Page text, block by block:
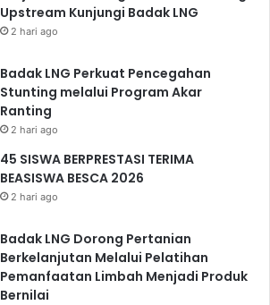
Upstream Kunjungi Badak LNG
2 hari ago
Badak LNG Perkuat Pencegahan
Stunting melalui Program Akar
Ranting
2 hari ago
45 SISWA BERPRESTASI TERIMA
BEASISWA BESCA 2026
2 hari ago
Badak LNG Dorong Pertanian
Berkelanjutan Melalui Pelatihan
Pemanfaatan Limbah Menjadi Produk
Bernilai